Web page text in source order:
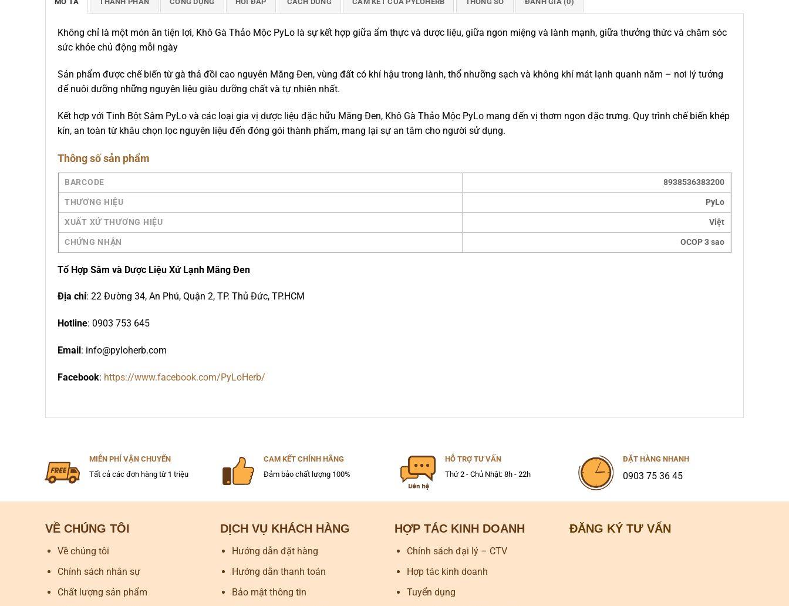
Không chỉ là một món ăn tiện lợi, Khô Gà Thảo Mộc PyLo là sự kết hợp giữa ẩm thực và dược liệu, giữa ngon miệng và lành mạnh, giữa thưởng thức và chăm sóc
sức khỏe chủ động mỗi ngày
Sản phẩm được chế biến từ gà thả đồi cao nguyên Măng Đen, vùng đất có khí hậu trong lành, thổ nhưỡng sạch và không khí mát lạnh quanh năm – nơi lý tưởng
để nuôi dưỡng những nguyên liệu giàu dưỡng chất và tự nhiên nhất.
Kết hợp với Tinh Bột Sâm PyLo và các loại gia vị dược liệu đặc hữu Măng Đen, Khô Gà Thảo Mộc PyLo mang đến vị thơm ngon đặc trưng. Quy trình chế biến khép
kín, an toàn từ khâu chọn lọc nguyên liệu đến đóng gói thành phẩm, mang lại sự an tâm cho người sử dụng.
Thông số sản phẩm
BARCODE
8938536383200
THƯƠNG HIỆU
PyLo
XUẤT XỨ THƯƠNG HIỆU
Việt
CHỨNG NHẬN
OCOP 3 sao
Tổ Hợp Sâm và Dược Liệu Xứ Lạnh Măng Đen
Địa chỉ: 22 Đường 34, An Phú, Quận 2, TP. Thủ Đức, TP.HCM
Hotline: 0903 753 645
Email: info@pyloherb.com
Facebook: https://www.facebook.com/PyLoHerb/
MIỄN PHÍ VẬN CHUYỂN
Tất cả các đơn hàng từ 1 triệu
CAM KẾT CHÍNH HÃNG
Đảm bảo chất lượng 100%
HỖ TRỢ TƯ VẤN
Thứ 2 - Chủ Nhật: 8h - 22h
ĐẶT HÀNG NHANH
0903 75 36 45
VỀ CHÚNG TÔI
Về chúng tôi
Chính sách nhân sự
Chất lượng sản phẩm
DỊCH VỤ KHÁCH HÀNG
Hướng dẫn đặt hàng
Hướng dẫn thanh toán
Bảo mật thông tin
HỢP TÁC KINH DOANH
Chính sách đại lý – CTV
Hợp tác kinh doanh
Tuyển dụng
ĐĂNG KÝ TƯ VẤN